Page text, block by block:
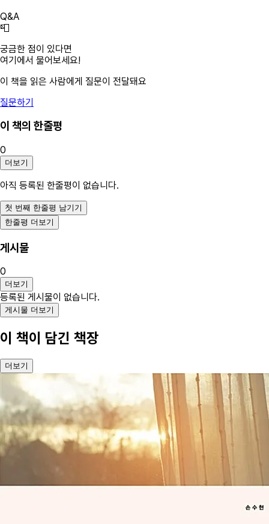
Q&A
📮
궁금한 점이 있다면
여기에서 물어보세요!
이 책을 읽은 사람에게 질문이 전달돼요
질문하기
이 책의 한줄평
0
더보기
아직 등록된 한줄평이 없습니다.
첫 번째 한줄평 남기기
한줄평 더보기
게시물
0
더보기
등록된 게시물이 없습니다.
게시물 더보기
이 책이 담긴 책장
더보기